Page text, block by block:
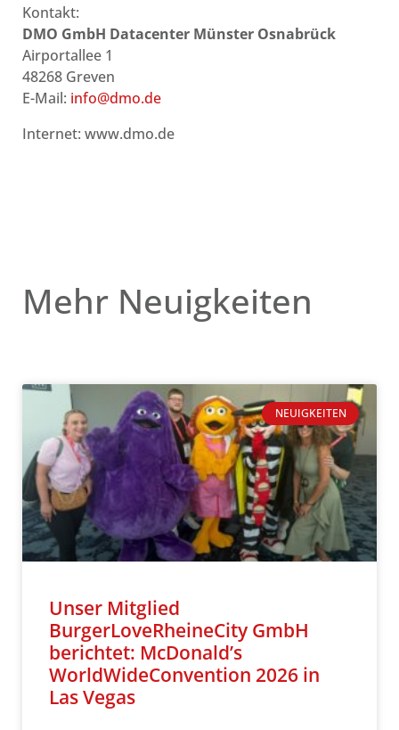
Kontakt:
DMO GmbH Datacenter Münster Osnabrück
Airportallee 1
48268 Greven
E-Mail: info@dmo.de
Internet: www.dmo.de
Mehr Neuigkeiten
NEUIGKEITEN
Unser Mitglied
BurgerLoveRheineCity GmbH
berichtet: McDonald’s
WorldWideConvention 2026 in
Las Vegas